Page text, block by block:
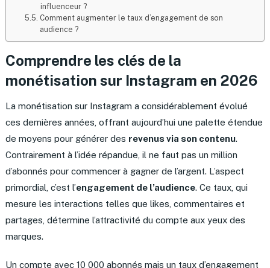
influenceur ?
Comment augmenter le taux d’engagement de son
audience ?
Comprendre les clés de la
monétisation sur Instagram en 2026
La monétisation sur Instagram a considérablement évolué
ces dernières années, offrant aujourd’hui une palette étendue
de moyens pour générer des revenus via son contenu.
Contrairement à l’idée répandue, il ne faut pas un million
d’abonnés pour commencer à gagner de l’argent. L’aspect
primordial, c’est l’engagement de l’audience. Ce taux, qui
mesure les interactions telles que likes, commentaires et
partages, détermine l’attractivité du compte aux yeux des
marques.
Un compte avec 10 000 abonnés mais un taux d’engagement